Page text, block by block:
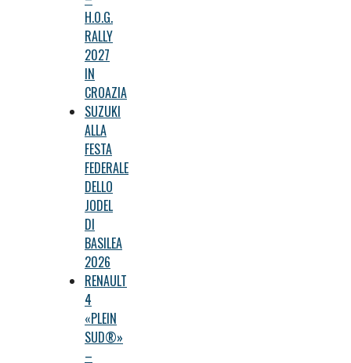
H.O.G.
RALLY
2027
IN
CROAZIA
SUZUKI
ALLA
FESTA
FEDERALE
DELLO
JODEL
DI
BASILEA
2026
RENAULT
4
«PLEIN
SUD®»
–